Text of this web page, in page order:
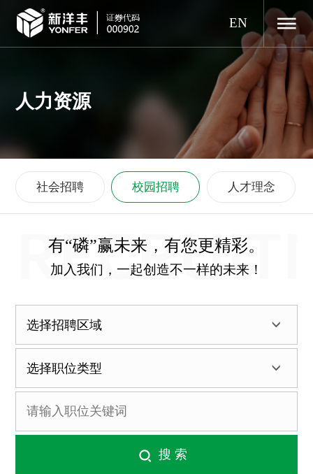
EN
人力资源
社会招聘 校园招聘 人才理念
有“磷”赢未来，有您更精彩。
加入我们，一起创造不一样的未来！